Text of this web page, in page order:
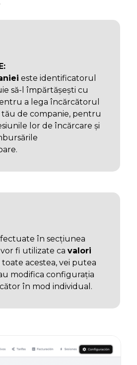
este identificatorul
să-l împărtășești cu
a lega încărcătorul
de companie, pentru
lor de încărcare și
în secțiunea
vor fi utilizate ca valori
toate acestea, vei putea
modifica configurația
în mod individual.